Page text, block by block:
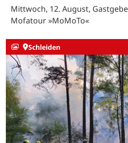
Mittwoch, 12. August,
Mofatour »MoMoTo«
Schleiden